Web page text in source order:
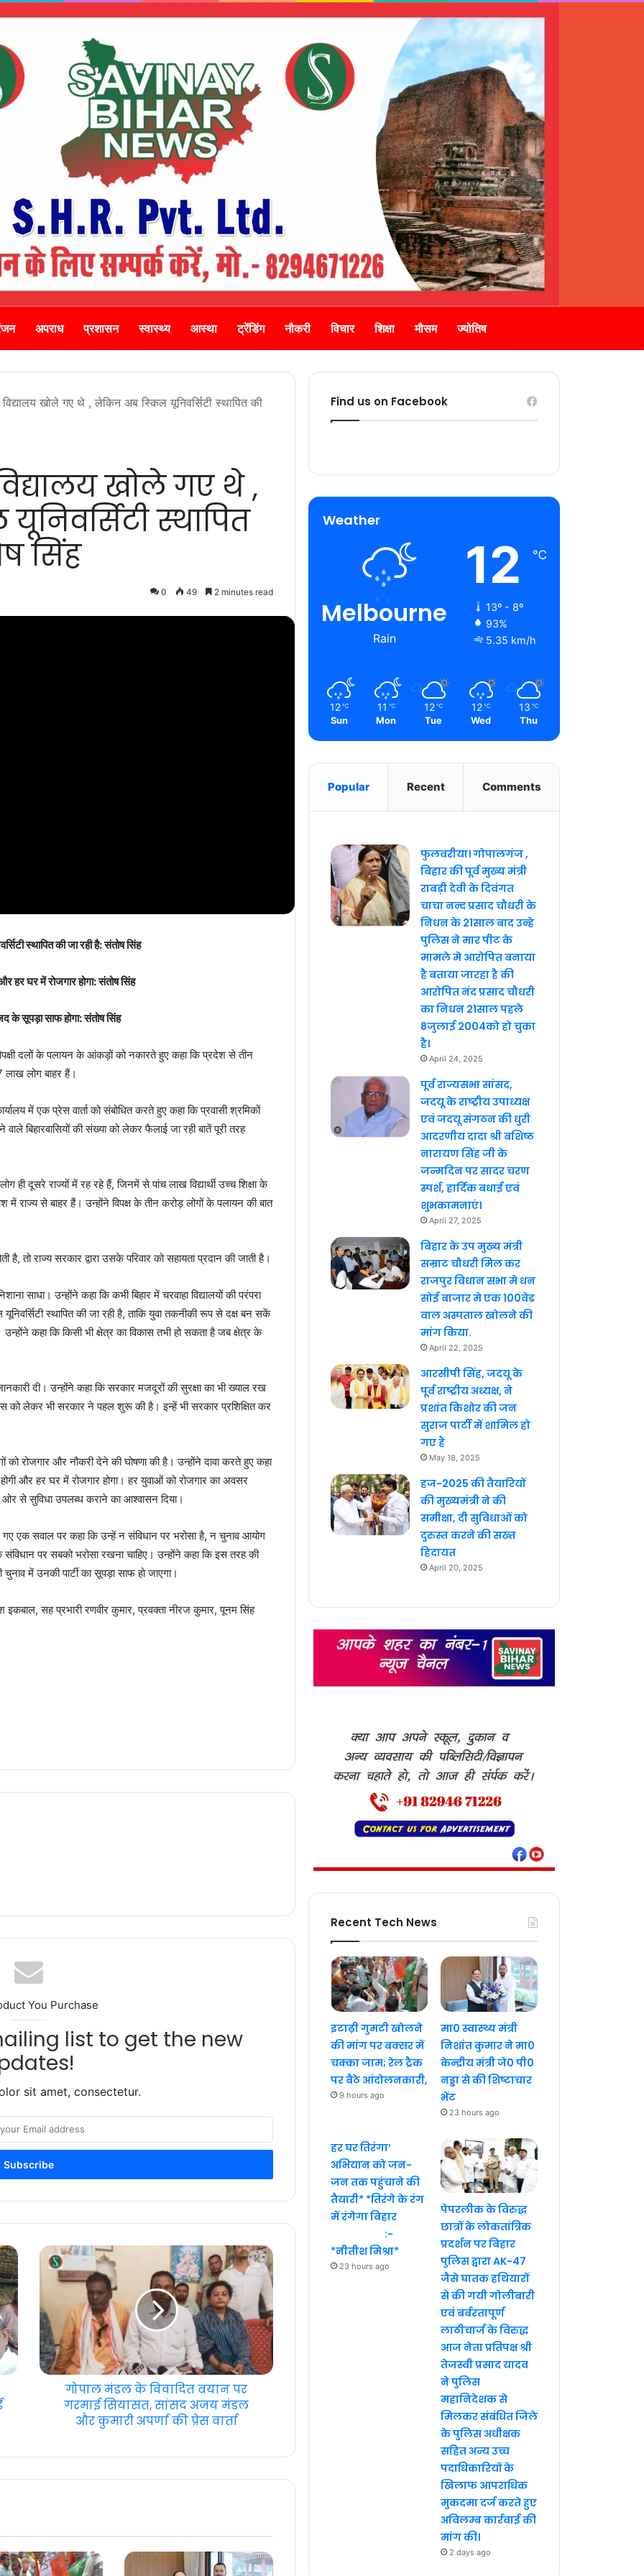
अपराध प्रशासन स्वास्थ्य आस्था ट्रेंडिंग नौकरी विचार शिक्षा मौसम ज्योतिष
विद्यालय खोले गए थे , लेकिन अब स्किल यूनिवर्सिटी स्थापित की
खोले गए थे ,
स्थापित
सिंह
0 49 2 minutes read
स्थापित की जा रही है: संतोष सिंह
हर घर में रोजगार होगा: संतोष सिंह
के सूपड़ा साफ होगा: संतोष सिंह
दलों के पलायन के आंकड़ों को नकारते हुए कहा कि प्रदेश से तीन
लाख लोग बाहर हैं।
में एक प्रेस वार्ता को संबोधित करते हुए कहा कि प्रवासी श्रमिकों
बिहारवासियों की संख्या को लेकर फैलाई जा रही बातें पूरी तरह
ही दूसरे राज्यों में रह रहे हैं, जिनमें से पांच लाख विद्यार्थी उच्च शिक्षा के
राज्य से बाहर हैं। उन्होंने विपक्ष के तीन करोड़ लोगों के पलायन की बात
है, तो राज्य सरकार द्वारा उसके परिवार को सहायता प्रदान की जाती है।
साधा। उन्होंने कहा कि कभी बिहार में चरवाहा विद्यालयों की परंपरा
स्थापित की जा रही है, ताकि युवा तकनीकी रूप से दक्ष बन सकें
कहा कि किसी भी क्षेत्र का विकास तभी हो सकता है जब क्षेत्र के
दी। उन्होंने कहा कि सरकार मजदूरों की सुरक्षा का भी ख्याल रख
को लेकर भी सरकार ने पहल शुरू की है। इन्हें भी सरकार प्रशिक्षित कर
को रोजगार और नौकरी देने की घोषणा की है। उन्होंने दावा करते हुए कहा
और हर घर में रोजगार होगा। हर युवाओं को रोजगार का अवसर
से सुविधा उपलब्ध कराने का आश्वासन दिया।
एक सवाल पर कहा कि उन्हें न संविधान पर भरोसा है, न चुनाव आयोग
पर सबको भरोसा रखना चाहिए। उन्होंने कहा कि इस तरह की
में उनकी पार्टी का सूपड़ा साफ हो जाएगा।
इकबाल, सह प्रभारी रणवीर कुमार, प्रवक्ता नीरज कुमार, पूनम सिंह
You Purchase
list to get the new
sit amet, consectetur.
गोपाल मंडल के विवादित बयान पर
गरमाई सियासत, सांसद अजय मंडल
और कुमारी अपर्णा की प्रेस वार्ता
Find us on Facebook
Weather
Melbourne
Rain
12 ℃
13º - 8º
93%
5.35 km/h
12 ℃
Sun
11 ℃
Mon
12 ℃
Tue
12 ℃
Wed
13 ℃
Thu
Popular Recent Comments
फुलवरीया। गोपालगंज ,
बिहार की पूर्व मुख्य मंत्री
राबड़ी देवी के दिवंगत
चाचा नन्द प्रसाद चौधरी के
निधन के 21साल बाद उन्हे
पुलिस ने मार पीट के
मामले मे आरोपित बनाया
है बताया जारहा है की
आरोपित नंद प्रसाद चौधरी
का निधन 21साल पहले
8जुलाई 2004को हो चुका
है।
April 24, 2025
पूर्व राज्यसभा सांसद,
जदयू के राष्ट्रीय उपाध्यक्ष
एवं जदयू संगठन की धुरी
आदरणीय दादा श्री बशिष्ठ
नारायण सिंह जी के
जन्मदिन पर सादर चरण
स्पर्श, हार्दिक बधाई एवं
शुभकामनाएं।
April 27, 2025
बिहार के उप मुख्य मंत्री
सम्राट चौधरी मिल कर
राजपुर विधान सभा मे धन
सोई बाजार मे एक 100वेड
वाल अस्पताल खोलने की
मांग किया.
April 22, 2025
आरसीपी सिंह, जदयू के
पूर्व राष्ट्रीय अध्यक्ष, ने
प्रशांत किशोर की जन
सुराज पार्टी में शामिल हो
गए हैं
May 18, 2025
हज-2025 की तैयारियों
की मुख्यमंत्री ने की
समीक्षा, दी सुविधाओं को
दुरुस्त करने की सख्त
हिदायत
April 20, 2025
Recent Tech News
इटाढ़ी गुमटी खोलने
की मांग पर बक्सर में
चक्का जाम; रेल ट्रैक
पर बैठे आंदोलनकारी,
9 hours ago
मा0 स्वास्थ्य मंत्री
निशांत कुमार ने मा0
केन्द्रीय मंत्री जे0 पी0
नड्डा से की शिष्टाचार
भेंट
23 hours ago
हर घर तिरंगा’
अभियान को जन-
जन तक पहुंचाने की
तैयारी* *तिरंगे के रंग
में रंगेगा बिहार
:-
*नीतीश मिश्रा*
23 hours ago
पेपरलीक के विरुद्ध
छात्रों के लोकतांत्रिक
प्रदर्शन पर बिहार
पुलिस द्वारा AK-47
जैसे घातक हथियारों
से की गयी गोलीबारी
एवं बर्बरतापूर्ण
लाठीचार्ज के विरुद्ध
आज नेता प्रतिपक्ष श्री
तेजस्वी प्रसाद यादव
ने पुलिस
महानिदेशक से
मिलकर संबंधित जिले
के पुलिस अधीक्षक
सहित अन्य उच्च
पदाधिकारियों के
खिलाफ आपराधिक
मुकदमा दर्ज करते हुए
अविलम्ब कार्रवाई की
मांग की।
2 days ago